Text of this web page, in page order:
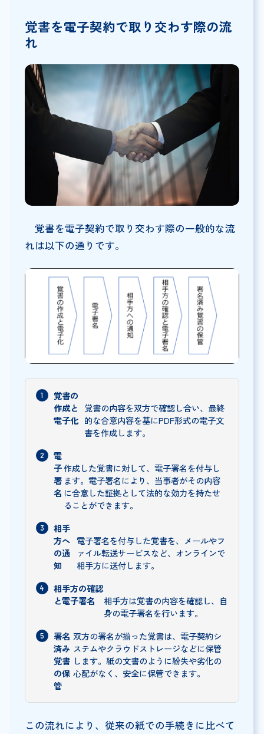
覚書を電子契約で取り交わす際の流
れ
覚書を電子契約で取り交わす際の一般的な流
れは以下の通りです。
覚書の
作成と
電子化
覚書の内容を双方で確認し合い、最終
的な合意内容を基にPDF形式の電子文
書を作成します。
電
子
署
名
作成した覚書に対して、電子署名を付与し
ます。電子署名により、当事者がその内容
に合意した証拠として法的な効力を持たせ
ることができます。
相手
方へ
の通
知
電子署名を付与した覚書を、メールやフ
ァイル転送サービスなど、オンラインで
相手方に送付します。
相手方の確認
と電子署名
相手方は覚書の内容を確認し、自
身の電子署名を行います。
署名
済み
覚書
の保
管
双方の署名が揃った覚書は、電子契約シ
ステムやクラウドストレージなどに保管
します。紙の文書のように紛失や劣化の
心配がなく、安全に保管できます。
この流れにより、従来の紙での手続きに比べて